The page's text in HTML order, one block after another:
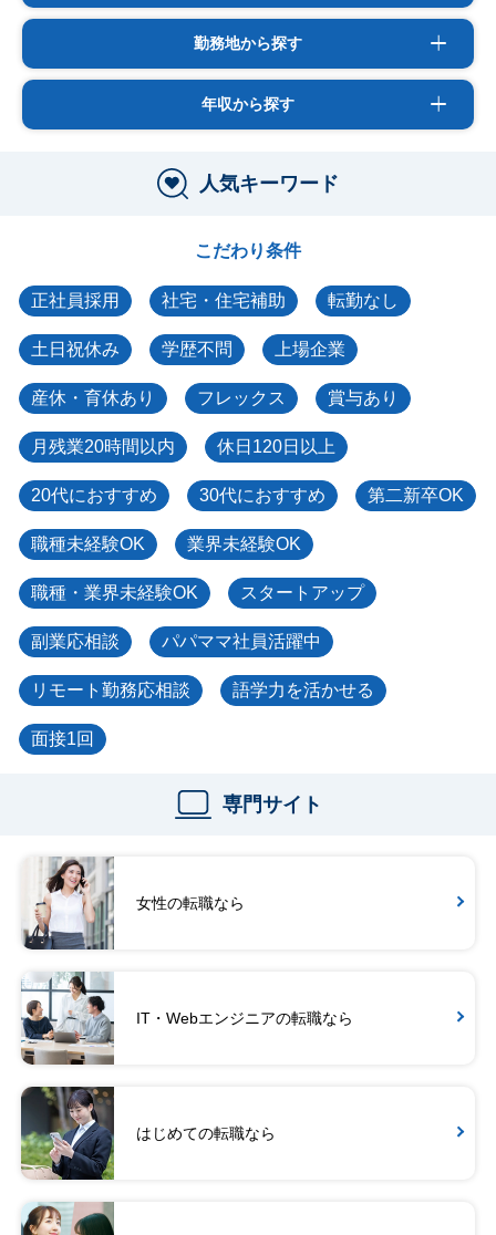
勤務地から探す
年収から探す
人気キーワード
こだわり条件
正社員採用 社宅・住宅補助 転勤なし
土日祝休み 学歴不問 上場企業
産休・育休あり フレックス 賞与あり
月残業20時間以内 休日120日以上
20代におすすめ 30代におすすめ 第二新卒OK
職種未経験OK 業界未経験OK
職種・業界未経験OK スタートアップ
副業応相談 パパママ社員活躍中
リモート勤務応相談 語学力を活かせる
面接1回
専門サイト
女性の転職なら
IT・Webエンジニアの転職なら
はじめての転職なら